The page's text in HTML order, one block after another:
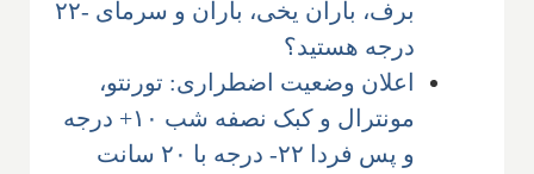
برف، باران یخی، باران و سرمای -۲۲
درجه هستید؟
اعلان وضعیت اضطراری: تورنتو،
مونترال و کبک نصفه شب ۱۰+ درجه
و پس فردا ۲۲- درجه با ۲۰ سانت